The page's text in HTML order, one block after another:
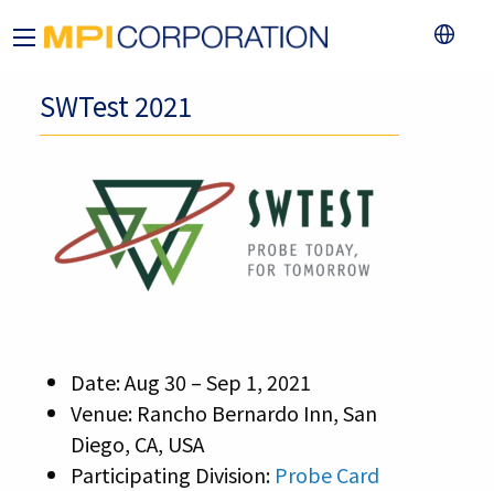
SWTest 2021
Date: Aug 30 – Sep 1, 2021
Venue: Rancho Bernardo Inn, San
Diego, CA, USA
Participating Division: Probe Card